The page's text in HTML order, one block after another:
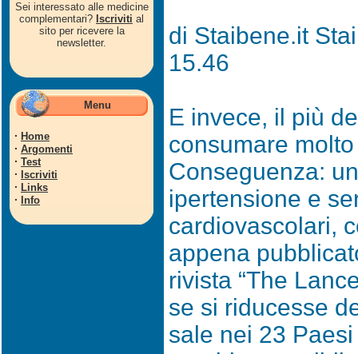
Sei interessato alle medicine
complementari? Iscriviti al
sito per ricevere la
newsletter.
Menu
· Home
· Argomenti
· Test
· Iscriviti
· Links
· Info
di Staibene.it
15.46
E invece, il più
consumare
Conseguenza:
ipertensione e
cardiovascolari,
appena
rivista “The
se si riducesse
sale nei 23